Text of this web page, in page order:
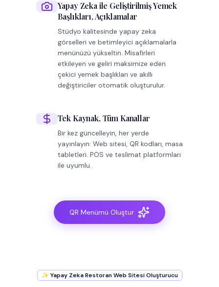
Yapay Zeka ile Geliştirilmiş Yemek
Başlıkları, Açıklamalar
Stüdyo kalitesinde yapay zeka
görselleri ve betimleyici açıklamalarla
menünüzü yükseltin. Misafirleri
etkileyen ve geliri maksimize eden
çekici yemek başlıkları ve akıllı
değiştiriciler otomatik oluşturulur.
Tek Kaynak, Tüm Kanallar
Bir kez güncelleyin, her yerde
yayınlayın: Web sitesi, QR kodları, masa
tabletleri. POS ve teslimat platformları
ile uyumlu.
QR Menümü Oluştur
✨ Yapay Zeka Restoran Web Sitesi Oluşturucu